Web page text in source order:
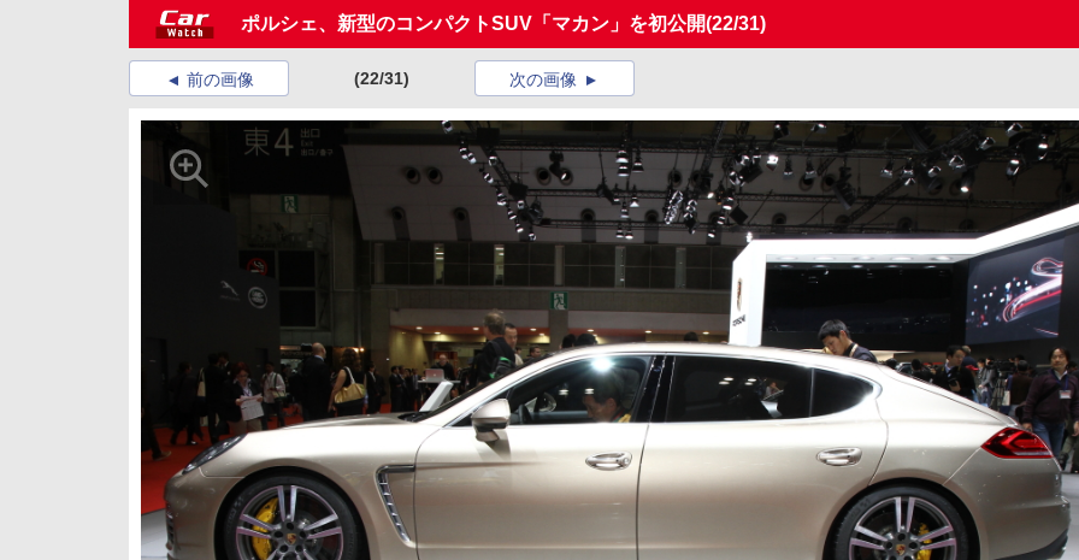
ポルシェ、新型のコンパクトSUV「マカン」を初公開(22/31)
前の画像 (22/31) 次の画像